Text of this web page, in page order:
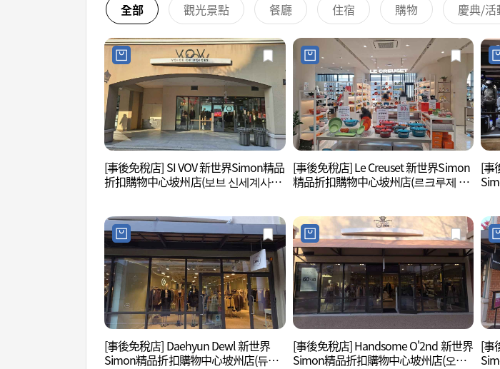
全部 觀光景點 餐廳 住宿 購物 慶典/
[事後免稅店] SI VOV 新世界Simon精品
折扣購物中心坡州店(보브 신세계사이
[事後免稅店] Le Creuset 新世界Simon
精品折扣購物中心坡州店(르크루제 신
[事
[事後免稅店] Daehyun Dewl 新世界
Simon精品折扣購物中心坡州店(듀엘
[事後免稅店] Handsome O'2nd 新世界
Simon精品折扣購物中心坡州店(오즈
[事